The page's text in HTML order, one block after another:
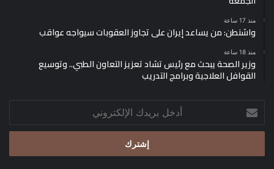
منذ 17 ساعة
واشنطن: من يساعد إيران على تجاوز العقوبات سيواجه عواقب
منذ 18 ساعة
وزير الصحة يبحث مع رئيس تشاد تعزيز التعاون الطبي.. وتوسيع
القوافل العلاجية وبرامج التدريب
بريدك
الإلكتروني